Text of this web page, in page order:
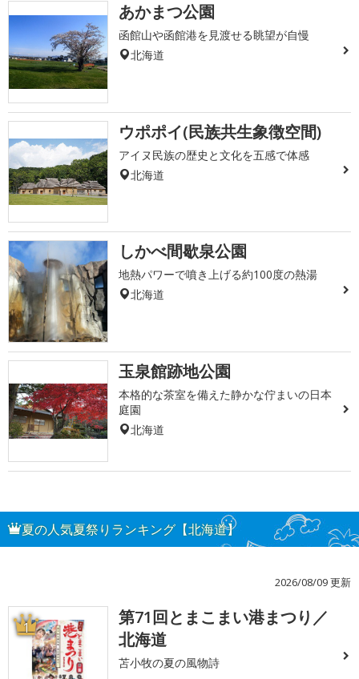
あかまつ公園
函館山や函館港を見渡せる眺望が自慢
北海道
ウポポイ(民族共生象徴空間)
アイヌ民族の歴史と文化を五感で体感
北海道
しかべ間歇泉公園
地熱パワーで噴き上げる約100度の熱湯
北海道
玉泉館跡地公園
本格的な茶室を備えた静かな佇まいの日本
庭園
北海道
夏の人気夏祭りランキング【北海道】
2026/08/09 更新
1
第71回とまこまい港まつり／
北海道
苫小牧の夏の風物詩